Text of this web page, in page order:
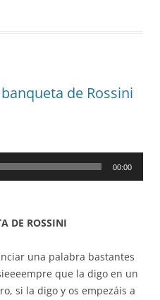
de Rossini
00:00
DE ROSSINI
una palabra bastantes
que la digo en un
si la digo y os empezáis a